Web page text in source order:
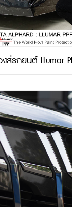
รถยนต์ LLumar